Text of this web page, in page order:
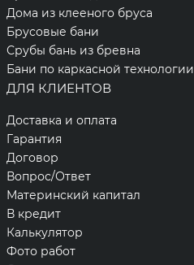
Дома из клееного бруса
Брусовые бани
Срубы бань из бревна
Бани по каркасной технологии
ДЛЯ КЛИЕНТОВ
Доставка и оплата
Гарантия
Договор
Вопрос/Ответ
Материнский капитал
В кредит
Калькулятор
Фото работ